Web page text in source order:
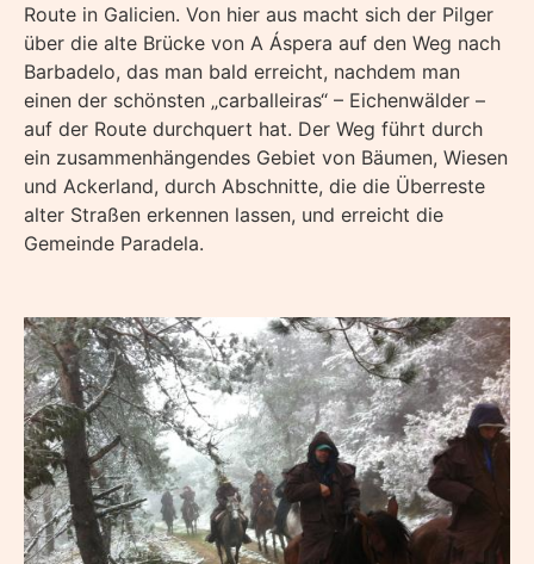
Route in Galicien. Von hier aus macht sich der Pilger
über die alte Brücke von A Áspera auf den Weg nach
Barbadelo, das man bald erreicht, nachdem man
einen der schönsten „carballeiras“ – Eichenwälder –
auf der Route durchquert hat. Der Weg führt durch
ein zusammenhängendes Gebiet von Bäumen, Wiesen
und Ackerland, durch Abschnitte, die die Überreste
alter Straßen erkennen lassen, und erreicht die
Gemeinde Paradela.